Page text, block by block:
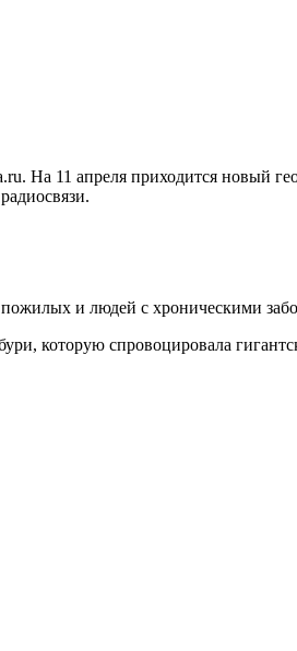
На 11 апреля приходится новый
пожилых и людей с хроническими
которую спровоцировала